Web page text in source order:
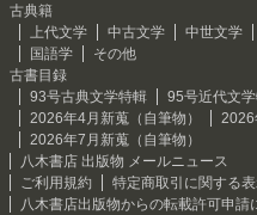
古典籍
上代文学
中古文学 中世文学
国語学
その他
古書目録
93号古典文学特輯
95号近代文
2026年4月新蒐（自筆物）
2026
2026年7月新蒐（自筆物）
八木書店 出版物 メールニュース
ご利用規約
特定商取引に関する
八木書店出版物からの転載許可申請